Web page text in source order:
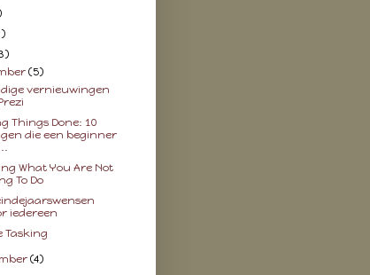
(5)
vernieuwingen
Things Done: 10
die een beginner
What You Are Not
To Do
iedereen
Tasking
(4)